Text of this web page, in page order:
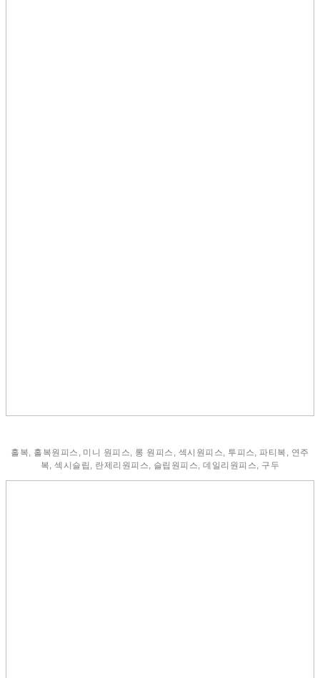
홀복, 홀복원피스, 미니 원피스, 롱 원피스, 섹시원피스, 투피스, 파티복, 연주
복, 섹시슬립, 란제리원피스, 슬립원피스, 데일리원피스, 구두